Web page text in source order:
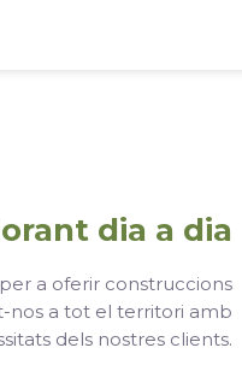
dia a dia
a oferir construccions
nos a tot el territori amb
dels nostres clients.